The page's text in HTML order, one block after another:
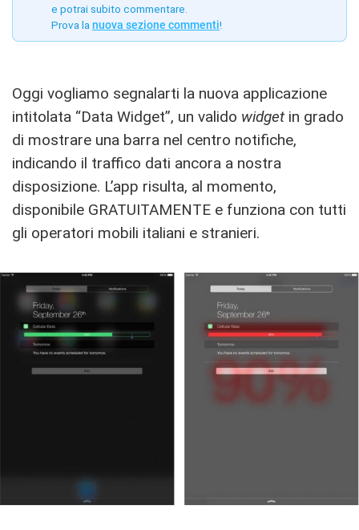
e potrai subito commentare.
Prova la nuova sezione commenti!
Oggi vogliamo segnalarti la nuova applicazione
intitolata “Data Widget”, un valido widget in grado
di mostrare una barra nel centro notifiche,
indicando il traffico dati ancora a nostra
disposizione. L’app risulta, al momento,
disponibile GRATUITAMENTE e funziona con tutti
gli operatori mobili italiani e stranieri.